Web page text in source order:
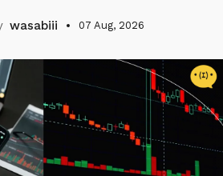
wasabiii 07 Aug, 2026